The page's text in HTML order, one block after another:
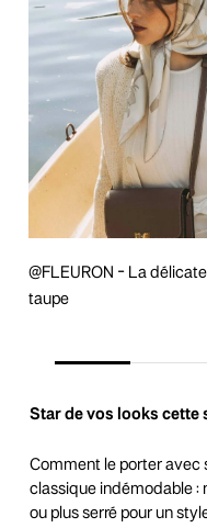
@FLEURON - La
taupe
Star de vos looks cette
Comment le porter avec
classique indémodable :
ou plus serré pour un